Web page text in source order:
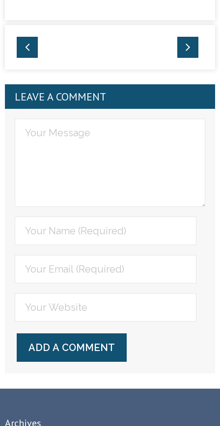
LEAVE A COMMENT
Archives